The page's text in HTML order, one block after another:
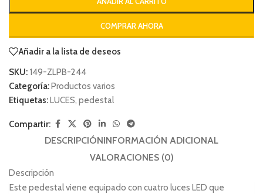
COMPRAR AHORA
Añadir a la lista de deseos
SKU: 149-ZLPB-244
Categoría: Productos varios
Etiquetas: LUCES, pedestal
Compartir:
DESCRIPCIÓNINFORMACIÓN ADICIONAL
VALORACIONES (0)
Descripción
Este pedestal viene equipado con cuatro luces LED que